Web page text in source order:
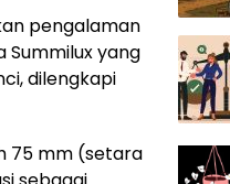
pengalaman
Summilux yang
dilengkapi
75 mm (setara